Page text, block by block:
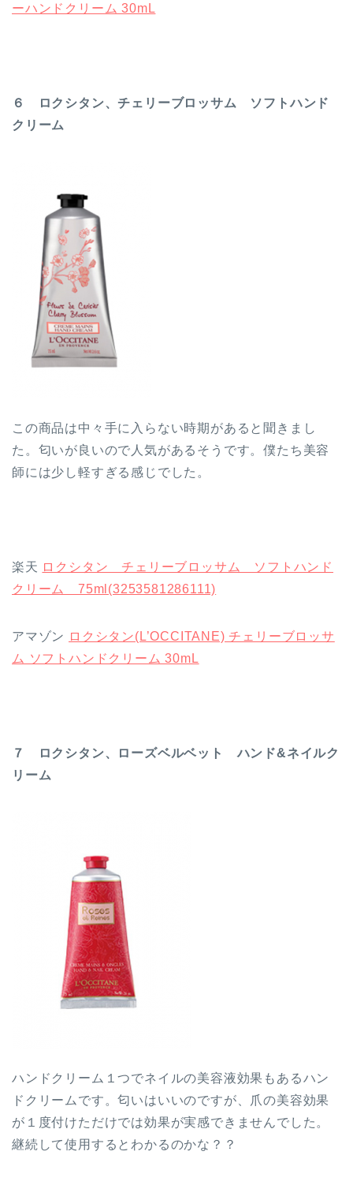
ーハンドクリーム 30mL
６ ロクシタン、チェリーブロッサム ソフトハンド
クリーム
この商品は中々手に入らない時期があると聞きまし
た。匂いが良いので人気があるそうです。僕たち美容
師には少し軽すぎる感じでした。
楽天 ロクシタン チェリーブロッサム ソフトハンド
クリーム 75ml(3253581286111)
アマゾン ロクシタン(L’OCCITANE) チェリーブロッサ
ム ソフトハンドクリーム 30mL
７ ロクシタン、ローズベルベット ハンド&ネイルク
リーム
ハンドクリーム１つでネイルの美容液効果もあるハン
ドクリームです。匂いはいいのですが、爪の美容効果
が１度付けただけでは効果が実感できませんでした。
継続して使用するとわかるのかな？？